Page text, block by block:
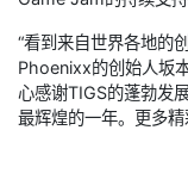
“看到来自世界各地的
Phoenixx的创始人坂
心感谢TIGS的蓬勃发
最辉煌的一年。更多